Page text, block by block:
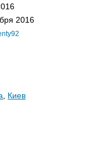
2016
Киев